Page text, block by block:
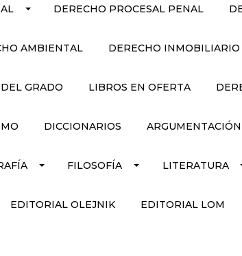
DERECHO PROCESAL PENAL
AMBIENTAL DERECHO INMOBILIARIO
GRADO LIBROS EN OFERTA
DICCIONARIOS
FILOSOFÍA LITERATURA
EDITORIAL OLEJNIK EDITORIAL LOM